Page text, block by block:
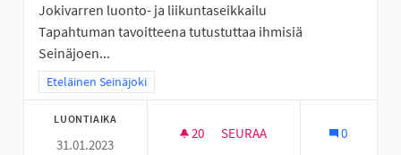
Jokivarren luonto- ja liikuntaseikkailu
Tapahtuman tavoitteena tutustuttaa ihmisiä
Seinäjoen...
Rajaa tulokset teeman mukaan: Eteläinen Seinäjoki
Eteläinen Seinäjoki
LUONTIAIKA
31.01.2023
20 20 SEURAAJAA
SEURAA 0